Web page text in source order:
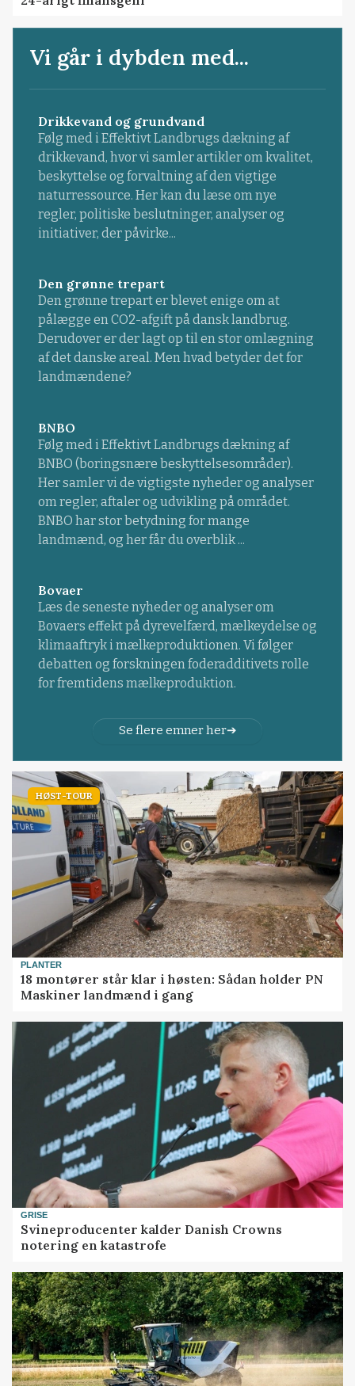
Vi går i dybden med...
Drikkevand og grundvand
Følg med i Effektivt Landbrugs dækning af
drikkevand, hvor vi samler artikler om kvalitet,
beskyttelse og forvaltning af den vigtige
naturressource. Her kan du læse om nye
regler, politiske beslutninger, analyser og
initiativer, der påvirke...
Den grønne trepart
Den grønne trepart er blevet enige om at
pålægge en CO2-afgift på dansk landbrug.
Derudover er der lagt op til en stor omlægning
af det danske areal. Men hvad betyder det for
landmændene?
BNBO
Følg med i Effektivt Landbrugs dækning af
BNBO (boringsnære beskyttelsesområder).
Her samler vi de vigtigste nyheder og analyser
om regler, aftaler og udvikling på området.
BNBO har stor betydning for mange
landmænd, og her får du overblik ...
Bovaer
Læs de seneste nyheder og analyser om
Bovaers effekt på dyrevelfærd, mælkeydelse og
klimaaftryk i mælkeproduktionen. Vi følger
debatten og forskningen foderadditivets rolle
for fremtidens mælkeproduktion.
Se flere emner her
HØST-TOUR
PLANTER
18 montører står klar i høsten: Sådan holder PN
Maskiner landmænd i gang
GRISE
Svineproducenter kalder Danish Crowns
notering en katastrofe